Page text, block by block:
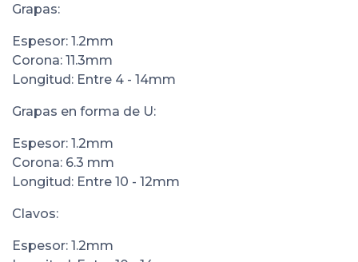
Grapas:
Espesor: 1.2mm
Corona: 11.3mm
Longitud: Entre 4 - 14mm
Grapas en forma de U:
Espesor: 1.2mm
Corona: 6.3 mm
Longitud: Entre 10 - 12mm
Clavos:
Espesor: 1.2mm